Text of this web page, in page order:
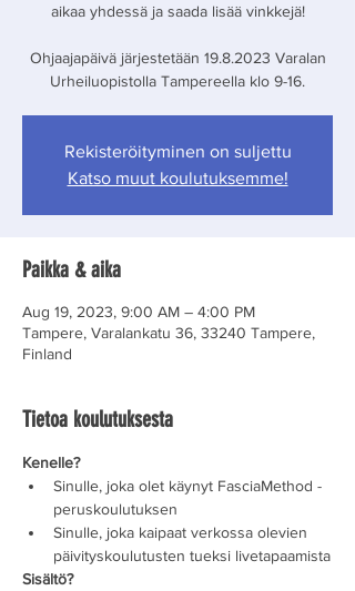
aikaa yhdessä ja saada lisää vinkkejä!
Ohjaajapäivä järjestetään 19.8.2023 Varalan
Urheiluopistolla Tampereella klo 9-16.
Rekisteröityminen on suljettu
Katso muut koulutuksemme!
Paikka & aika
Aug 19, 2023, 9:00 AM – 4:00 PM
Tampere, Varalankatu 36, 33240 Tampere,
Finland
Tietoa koulutuksesta
Kenelle?
Sinulle, joka olet käynyt FasciaMethod -
peruskoulutuksen
Sinulle, joka kaipaat verkossa olevien
päivityskoulutusten tueksi livetapaamista
Sisältö?